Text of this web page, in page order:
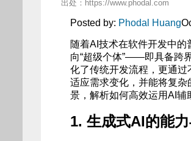
出处：https://www.phodal.com
Posted by: Phodal Huang
随着AI技术在软件开发中
向“超级个体”——即具备跨
化了传统开发流程，更通
适应需求变化，并能将复
景，解析如何高效运用AI辅
1. 生成式AI的能